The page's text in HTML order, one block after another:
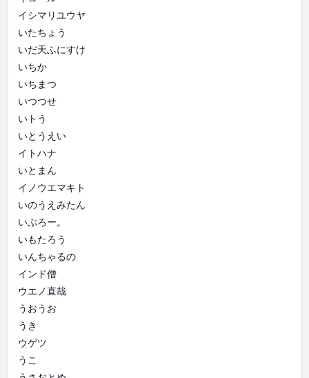
イシマリユウヤ
いたちょう
いだ天ふにすけ
いちか
いちまつ
いつつせ
いトう
いとうえい
イトハナ
いとまん
イノウエマキト
いのうえみたん
いぶろー。
いもたろう
いんちゃるの
インド僧
ウエノ直哉
うおうお
うき
ウゲツ
うこ